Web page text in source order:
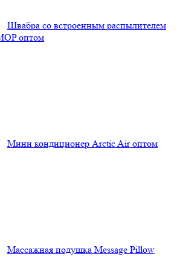
Швабра со встроенным распылителем
оптом
Мини кондиционер Arctic Air оптом
Массажная подушка Message Pillow